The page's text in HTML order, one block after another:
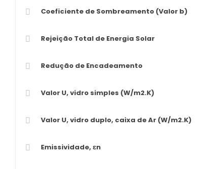
Coeficiente de Sombreamento (Valor b)
Rejeição Total de Energia Solar
Redução de Encadeamento
Valor U, vidro simples (W/m2.K)
Valor U, vidro duplo, caixa de Ar (W/m2.K)
Emissividade, εn